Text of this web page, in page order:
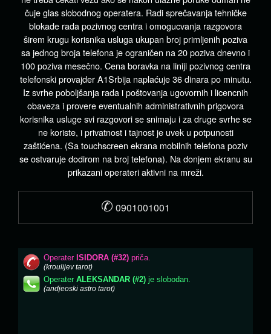
čuje glas slobodnog operatera. Radi sprečavanja tehničke
blokade rada pozivnog centra i omogucvanja razgovora
širem krugu korisnika usluga ukupan broj primljenih poziva
sa jednog broja telefona je ograničen na 20 poziva dnevno i
100 poziva mesečno. Cena boravka na liniji pozivnog centra
telefonski provajder A1Srbija naplaćuje 36 dinara po minutu.
Iz svrhe poboljšanja rada i poštovanja ugovornih i licencnih
obaveza i provere eventualnih administrativnih prigovora
korisnika usluge svi razgovori se snimaju i za druge svrhe se
ne koriste, i privatnost i tajnost je uvek u potpunosti
zaštićena. (Sa touchscreen ekrana mobilnih telefona poziv
se ostvaruje dodirom na broj telefona). Na donjem ekranu su
prikazani operateri aktivni na mreži.
✆ 0901001001